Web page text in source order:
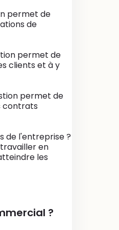
permet de
de
permet de
clients et à y
permet de
contrats
de l'entreprise ?
en
les
?